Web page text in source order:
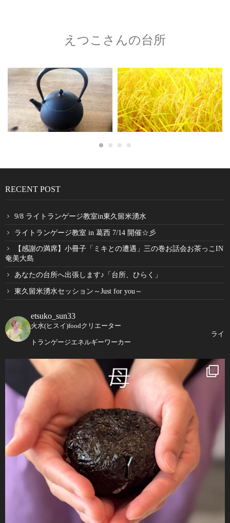
えつこさんの台所
RECENT POST
9/8 ライトランゲージ教室in東久留米湧水
ライトランゲージ教室 in 葛西 7/14 開催☆彡
【感謝の満席】小冊子「ミキとの遭遇」三の巻お話会お茶っこIN
奄美大島
あなたの台所へ出張します♪「台所、ひらく」
東久留米湧水セッション～Just for you～
etsuko_sun33
火水(ヒスイ)foodクリエーター
ライ
トランゲージエネルギーワーカー